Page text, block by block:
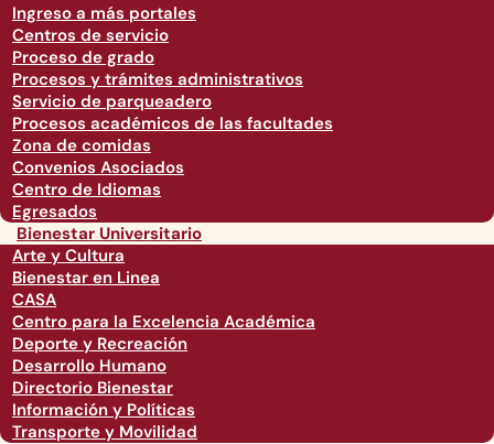
Ingreso a más portales
Centros de servicio
Proceso de grado
Procesos y trámites administrativos
Servicio de parqueadero
Procesos académicos de las facultades
Zona de comidas
Convenios Asociados
Centro de Idiomas
Egresados
Bienestar Universitario
Arte y Cultura
Bienestar en Linea
CASA
Centro para la Excelencia Académica
Deporte y Recreación
Desarrollo Humano
Directorio Bienestar
Información y Políticas
Transporte y Movilidad